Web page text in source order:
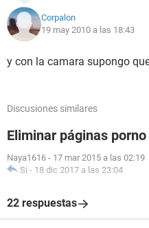
Corpalon
19 may 2010 a las 18:43
y con la camara supongo
Discusiones similares
Eliminar páginas
Naya1616 - 17 mar 2015 a las 02:19
Si - 18 dic 2017 a las 23:04
22 respuestas